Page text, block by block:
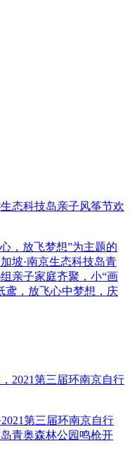
态科技岛亲子风筝节欢
，放飞梦想”为主题的
坡·南京生态科技岛青
亲子家庭齐聚，小“画
鸢，放飞心中梦想，庆
2021第三届环南京自行
第三届环南京自行
青奥森林公园鸣枪开